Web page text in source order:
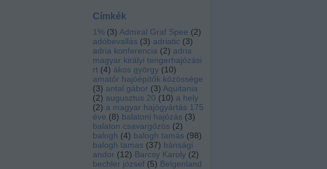
Címkék
1% (3) Admiral Graf Spee (2)
adóbevallás (3) adriatic (3)
adria konferencia (2) adria
magyar királyi tengerhajózási
rt (4) ákos györgy (10)
amatőr hajóépítők közössége
(3) antal gábor (3) Aquitania
(2) augusztus 20 (10) a hely
(2) a magyar hajógyártás 175
éve (8) balatoni hajózás (3)
balaton csavargőzös (2)
balogh (4) balogh tamás (98)
balogh tamas (37) bánsági
andor (12) Barcsy Karoly (2)
bechler józsef (5) Belgenland